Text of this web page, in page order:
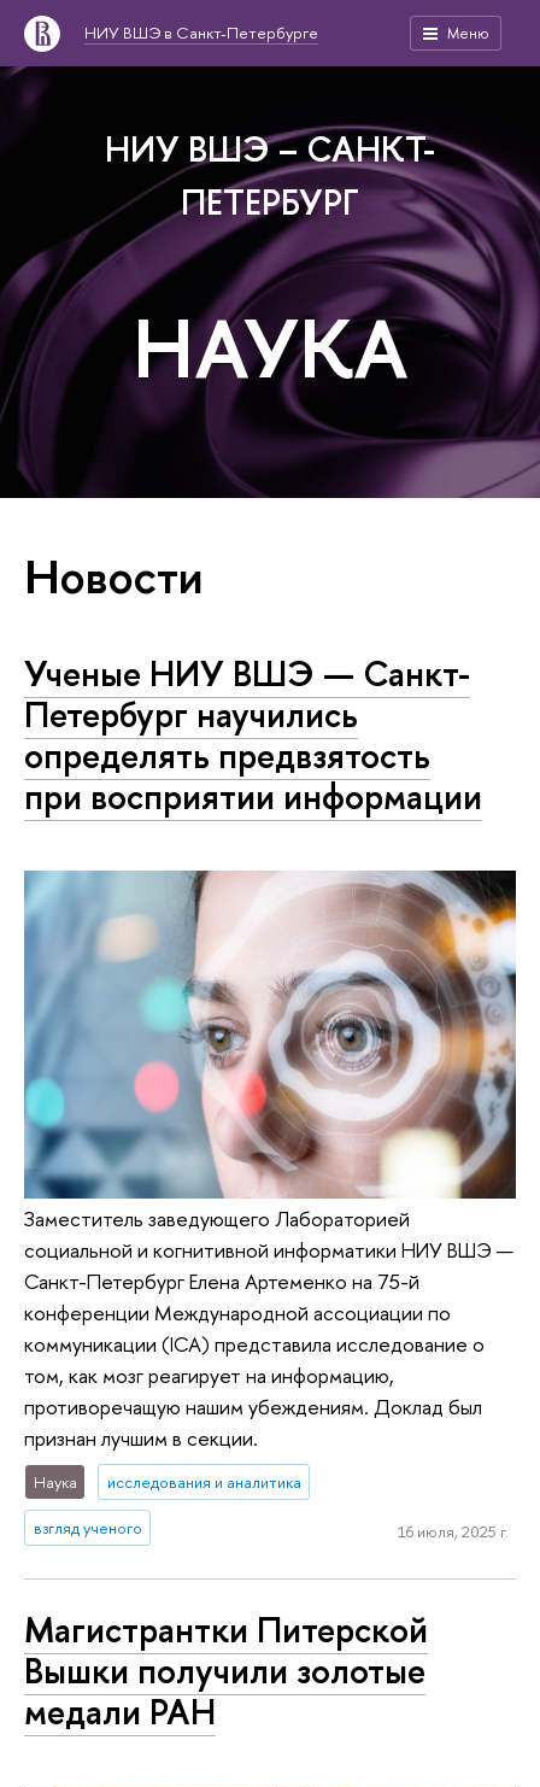
НИУ ВШЭ в Санкт-Петербурге Меню
НИУ ВШЭ – САНКТ-
ПЕТЕРБУРГ
НАУКА
Новости
Ученые НИУ ВШЭ — Санкт-
Петербург научились
определять предвзятость
при восприятии информации
Заместитель заведующего Лабораторией
социальной и когнитивной информатики НИУ ВШЭ —
Санкт-Петербург Елена Артеменко на 75-й
конференции Международной ассоциации по
коммуникации (ICA) представила исследование о
том, как мозг реагирует на информацию,
противоречащую нашим убеждениям. Доклад был
признан лучшим в секции.
Наука исследования и аналитика
взгляд ученого 16 июля, 2025 г.
Магистрантки Питерской
Вышки получили золотые
медали РАН